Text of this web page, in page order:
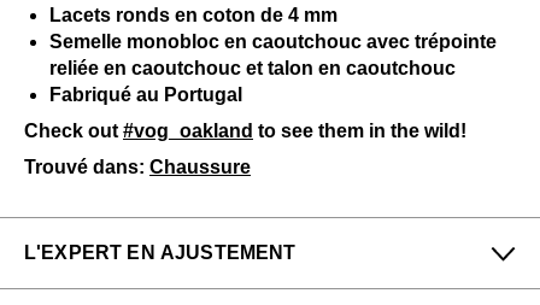
Lacets ronds en coton de 4 mm
Semelle monobloc en caoutchouc avec trépointe
reliée en caoutchouc et talon en caoutchouc
Fabriqué au Portugal
Check out #vog_oakland to see them in the wild!
Trouvé dans: Chaussure
L'EXPERT EN AJUSTEMENT